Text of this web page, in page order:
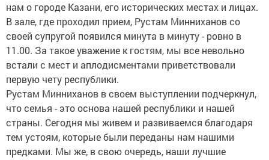
нам о городе Казани, его исторических местах и лицах.
В зале, где проходил прием, Рустам Минниханов со
своей супругой появился минута в минуту - ровно в
11.00. За такое уважение к гостям, мы все невольно
встали с мест и аплодисментами приветствовали
первую чету республики.
Рустам Минниханов в своем выступлении подчеркнул,
что семья - это основа нашей республики и нашей
страны. Сегодня мы живем и развиваемся благодаря
тем устоям, которые были переданы нам нашими
предками. Мы же, в свою очередь, наши лучшие